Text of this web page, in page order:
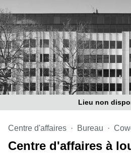
Coworking
Namur
Coworking
Tournai
Salle de
conférence
Lieu non
Centre d'affaires Bureau
Centre d'affaires à